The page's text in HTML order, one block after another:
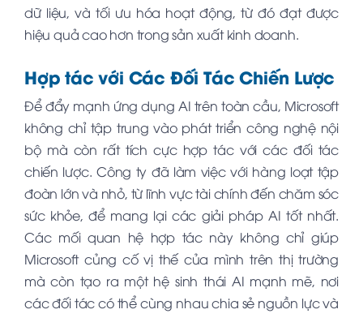
dữ liệu, và tối ưu hóa hoạt động, từ đó đạt được
hiệu quả cao hơn trong sản xuất kinh doanh.
Hợp tác với Các Đối Tác Chiến Lược
Để đẩy mạnh ứng dụng AI trên toàn cầu, Microsoft
không chỉ tập trung vào phát triển công nghệ nội
bộ mà còn rất tích cực hợp tác với các đối tác
chiến lược. Công ty đã làm việc với hàng loạt tập
đoàn lớn và nhỏ, từ lĩnh vực tài chính đến chăm sóc
sức khỏe, để mang lại các giải pháp AI tốt nhất.
Các mối quan hệ hợp tác này không chỉ giúp
Microsoft củng cố vị thế của mình trên thị trường
mà còn tạo ra một hệ sinh thái AI mạnh mẽ, nơi
các đối tác có thể cùng nhau chia sẻ nguồn lực và